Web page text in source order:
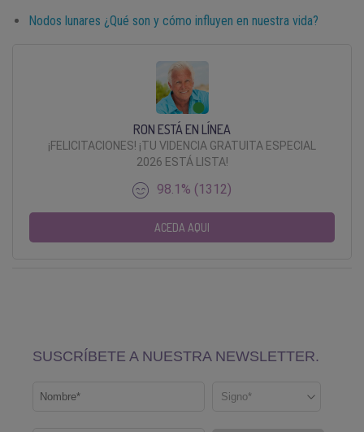
Nodos lunares ¿Qué son y cómo influyen en nuestra vida?
RON ESTÁ EN LÍNEA
¡FELICITACIONES! ¡TU VIDENCIA GRATUITA ESPECIAL
2026 ESTÁ LISTA!
98.1% (1312)
ACEDA AQUI